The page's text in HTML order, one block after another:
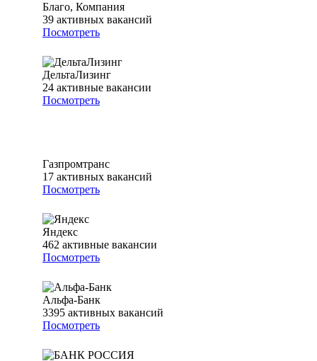
Благо, Компания
39 активных вакансий
Посмотреть
ДельтаЛизинг
24 активные вакансии
Посмотреть
Газпромтранс
17 активных вакансий
Посмотреть
Яндекс
462 активные вакансии
Посмотреть
Альфа-Банк
3395 активных вакансий
Посмотреть